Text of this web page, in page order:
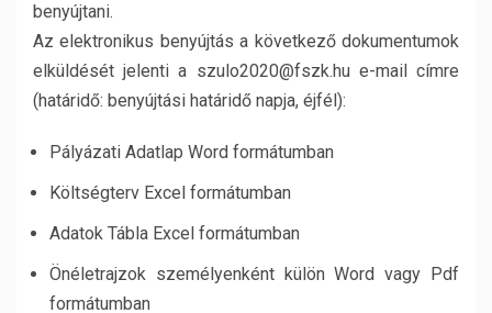
benyújtani.
Az elektronikus benyújtás a következő dokumentumok
elküldését jelenti a szulo2020@fszk.hu e-mail címre
(határidő: benyújtási határidő napja, éjfél):
Pályázati Adatlap Word formátumban
Költségterv Excel formátumban
Adatok Tábla Excel formátumban
Önéletrajzok személyenként külön Word vagy Pdf
formátumban